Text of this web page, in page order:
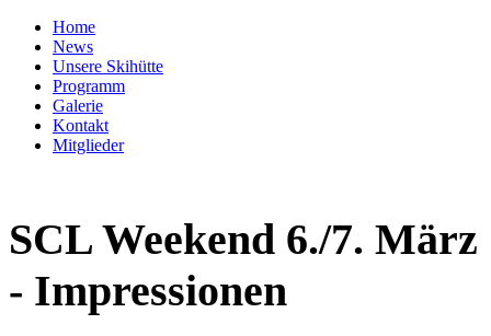
Home
News
Unsere Skihütte
Programm
Galerie
Kontakt
Mitglieder
SCL Weekend 6./7. März
- Impressionen